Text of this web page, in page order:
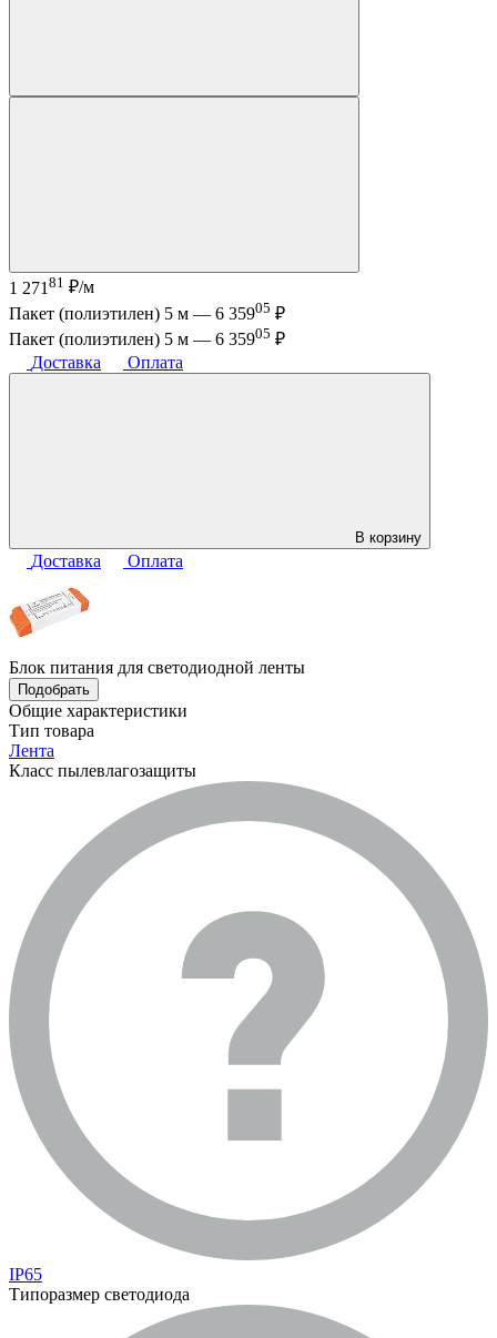
1 271 81 ₽/м
Пакет (полиэтилен) 5 м — 6 35905 ₽
Пакет (полиэтилен) 5 м — 6 35905 ₽
Доставка
Оплата
В корзину
Доставка Оплата
Блок питания для светодиодной ленты
Подобрать
Общие характеристики
Тип товара
Лента
Класс пылевлагозащиты
IP65
Типоразмер светодиода